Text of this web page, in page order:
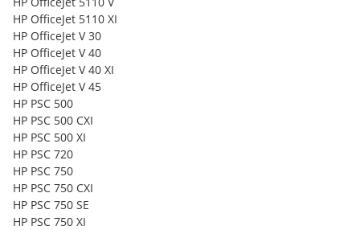
HP OfficeJet 5110 XI
HP OfficeJet V 30
HP OfficeJet V 40
HP OfficeJet V 40 XI
HP OfficeJet V 45
HP PSC 500
HP PSC 500 CXI
HP PSC 500 XI
HP PSC 720
HP PSC 750
HP PSC 750 CXI
HP PSC 750 SE
HP PSC 750 XI